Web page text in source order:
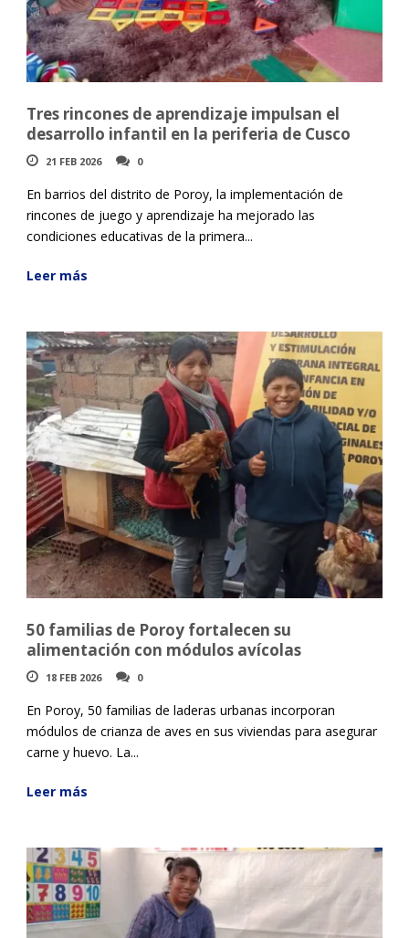
Tres rincones de aprendizaje impulsan el
desarrollo infantil en la periferia de Cusco
21 FEB 2026 0
En barrios del distrito de Poroy, la implementación de
rincones de juego y aprendizaje ha mejorado las
condiciones educativas de la primera...
Leer más
50 familias de Poroy fortalecen su
alimentación con módulos avícolas
18 FEB 2026 0
En Poroy, 50 familias de laderas urbanas incorporan
módulos de crianza de aves en sus viviendas para asegurar
carne y huevo. La...
Leer más